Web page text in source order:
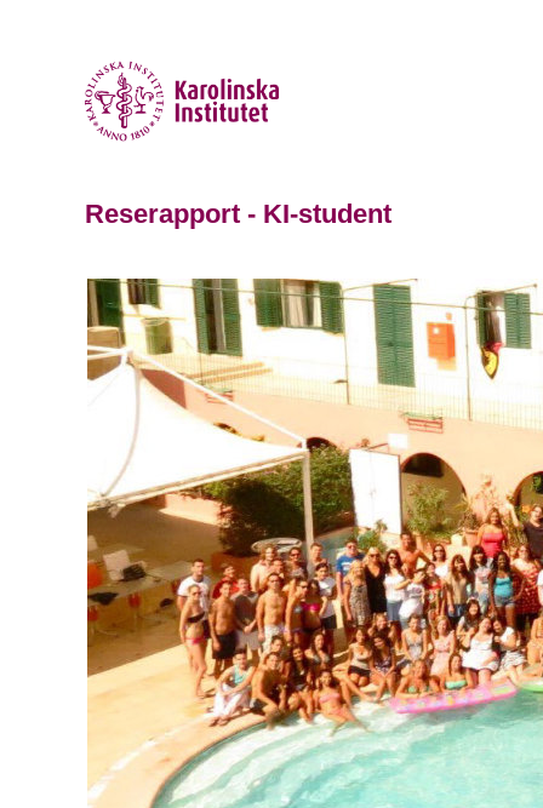
Reserapport - KI-student